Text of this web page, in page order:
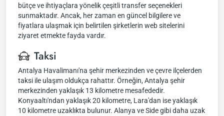
bütçe ve ihtiyaçlara yönelik çeşitli transfer seçenekleri
sunmaktadır. Ancak, her zaman en güncel bilgilere ve
fiyatlara ulaşmak için belirtilen şirketlerin web sitelerini
ziyaret etmekte fayda vardır.
Taksi
Antalya Havalimanı'na şehir merkezinden ve çevre ilçelerden
taksi ile ulaşım oldukça rahattır. Örneğin, Antalya şehir
merkezinden yaklaşık 13 kilometre mesafededir.
Konyaaltı'ndan yaklaşık 20 kilometre, Lara'dan ise yaklaşık
10 kilometre uzaklıkta bulunur. Alanya ve Side gibi daha uzak